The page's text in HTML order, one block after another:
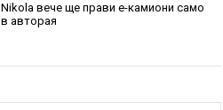
Nikola вече ще прави е-камиони само
в авторая